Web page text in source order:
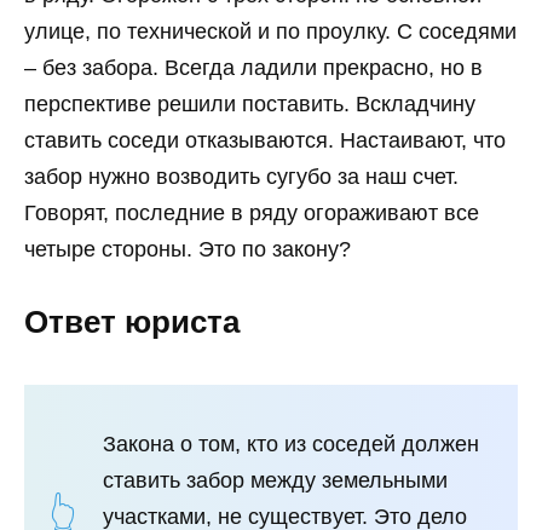
улице, по технической и по проулку. С соседями
– без забора. Всегда ладили прекрасно, но в
перспективе решили поставить. Вскладчину
ставить соседи отказываются. Настаивают, что
забор нужно возводить сугубо за наш счет.
Говорят, последние в ряду огораживают все
четыре стороны. Это по закону?
Ответ юриста
Закона о том, кто из соседей должен
ставить забор между земельными
участками, не существует. Это дело